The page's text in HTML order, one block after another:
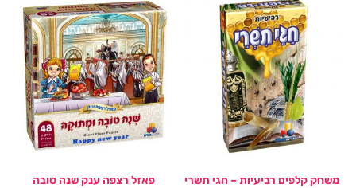
משחק קלפים רביעיות – חגי תשרי
פאזל רצפה ענק שנה טובה